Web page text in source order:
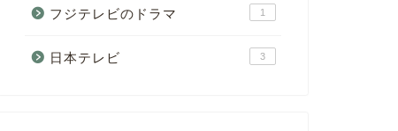
フジテレビのドラマ 1
日本テレビ 3